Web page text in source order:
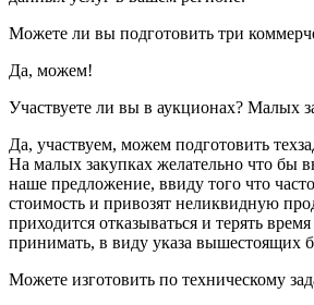
Можете ли вы подготовить три
Да, можем!
Участвуете ли вы в аукционах? Малых
Да, участвуем, можем подготовить
На малых закупках желательно что бы
наше предложение, ввиду того что
стоимость и привозят неликвидную
приходится отказываться и терять
принимать, в виду указа вышестоящих
Можете изготовить по техническому